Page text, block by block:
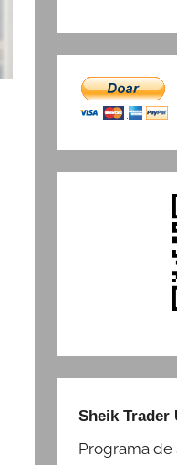
Sheik Trader
Programa de